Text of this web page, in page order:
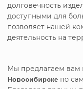
долговечность
доступными для
позволяет нашей
деятельность на
Мы предлагаем вам
Новосибирске по